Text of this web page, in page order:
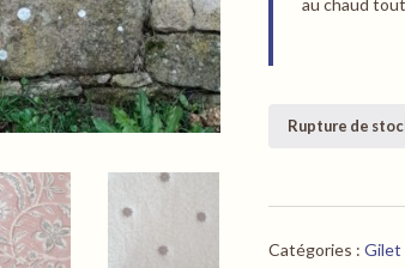
Rupture de
Catégories :Gilet